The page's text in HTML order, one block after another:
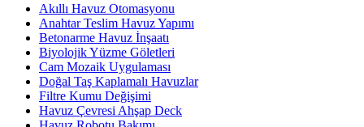
Akıllı Havuz Otomasyonu
Anahtar Teslim Havuz Yapımı
Betonarme Havuz İnşaatı
Biyolojik Yüzme Göletleri
Cam Mozaik Uygulaması
Doğal Taş Kaplamalı Havuzlar
Filtre Kumu Değişimi
Havuz Çevresi Ahşap Deck